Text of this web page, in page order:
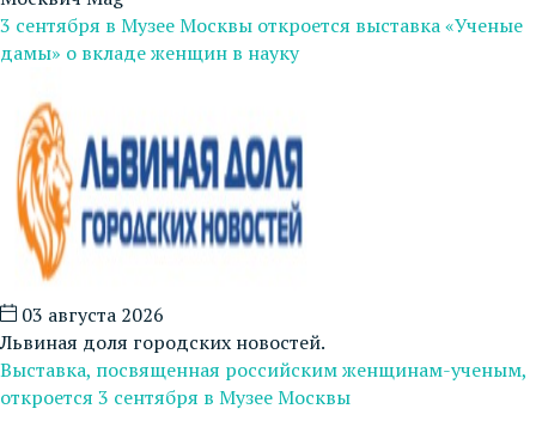
3 сентября в Музее Москвы откроется выставка «Ученые
дамы» о вкладе женщин в науку
03 августа 2026
Львиная доля городских новостей.
Выставка, посвященная российским женщинам-ученым,
откроется 3 сентября в Музее Москвы